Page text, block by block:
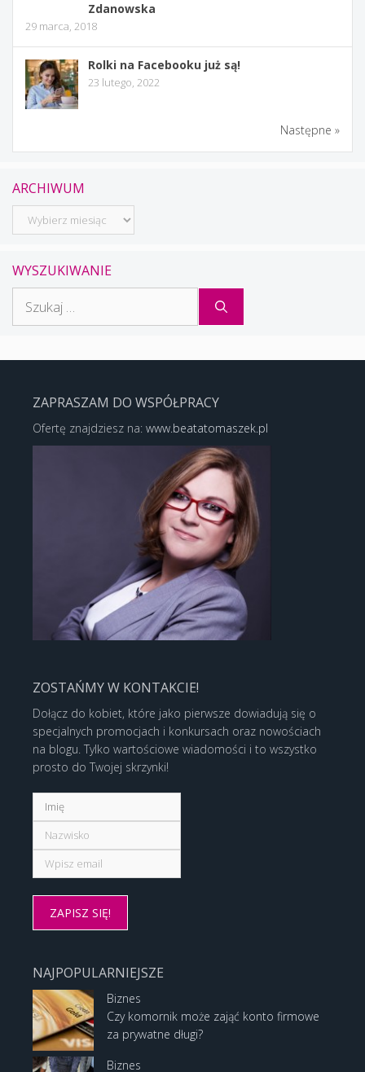
Zdanowska
29 marca, 2018
Rolki na Facebooku już są!
23 lutego, 2022
Następne »
ARCHIWUM
Archiwum
WYSZUKIWANIE
ZAPRASZAM DO WSPÓŁPRACY
Ofertę znajdziesz na: www.beatatomaszek.pl
ZOSTAŃMY W KONTAKCIE!
Dołącz do kobiet, które jako pierwsze dowiadują się o
specjalnych promocjach i konkursach oraz nowościach
na blogu. Tylko wartościowe wiadomości i to wszystko
prosto do Twojej skrzynki!
NAJPOPULARNIEJSZE
Biznes
Czy komornik może zająć konto firmowe
za prywatne długi?
Biznes